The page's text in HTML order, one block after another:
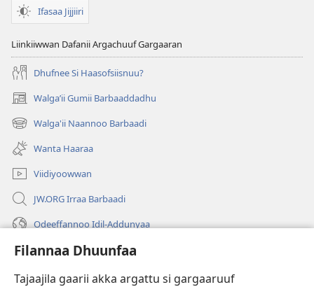
Filannaa Dhuunfaa
Tajaajila gaarii akka argattu si gargaaruuf
Ifasaa Jijjiiri
Liinkiiwwan Dafanii Argachuuf Gargaaran
Dhufnee Si Haasofsiisnuu?
Walgaʼii Gumii Barbaaddadhu
(opens
new
window)
Walga'ii Naannoo Barbaadi
(opens
new
window)
Wanta Haaraa
Viidiyoowwan
JW.ORG Irraa Barbaadi
Odeeffannoo Idil-Addunyaa
Gargaarsa
Buusii